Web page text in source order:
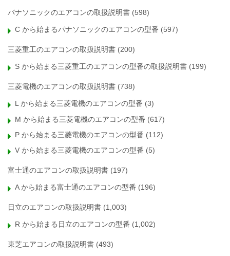
パナソニックのエアコンの取扱説明書 (598)
C から始まるパナソニックのエアコンの型番 (597)
三菱重工のエアコンの取扱説明書 (200)
S から始まる三菱重工のエアコンの型番の取扱説明書 (199)
三菱電機のエアコンの取扱説明書 (738)
L から始まる三菱電機のエアコンの型番 (3)
M から始まる三菱電機のエアコンの型番 (617)
P から始まる三菱電機のエアコンの型番 (112)
V から始まる三菱電機のエアコンの型番 (5)
富士通のエアコンの取扱説明書 (197)
A から始まる富士通のエアコンの型番 (196)
日立のエアコンの取扱説明書 (1,003)
R から始まる日立のエアコンの型番 (1,002)
東芝エアコンの取扱説明書 (493)